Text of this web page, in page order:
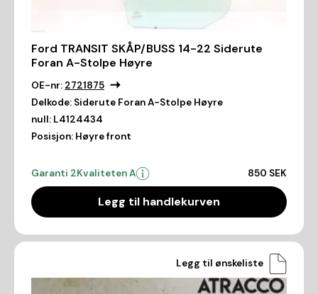
Ford TRANSIT SKÅP/BUSS 14-22 Siderute
Foran A-Stolpe Høyre
OE-nr: 2721875
Delkode: Siderute Foran A-Stolpe Høyre
null: L4124434
Posisjon: Høyre front
Garanti 2Kvaliteten A 850 SEK
Legg til handlekurven
Legg til ønskeliste